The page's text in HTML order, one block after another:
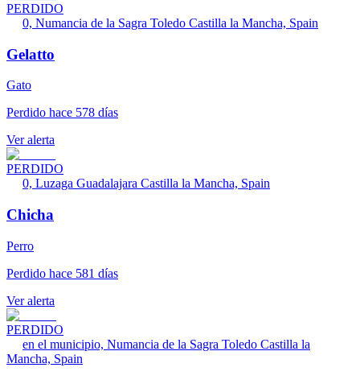
PERDIDO
0, Numancia de la Sagra Toledo Castilla la Mancha, Spain
Gelatto
Gato
Perdido hace 578 días
Ver alerta
PERDIDO
0, Luzaga Guadalajara Castilla la Mancha, Spain
Chicha
Perro
Perdido hace 581 días
Ver alerta
PERDIDO
en el municipio, Numancia de la Sagra Toledo Castilla la
Mancha, Spain